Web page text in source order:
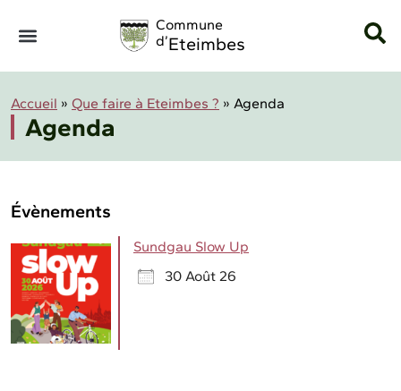
Commune
d’Eteimbes
Accueil » Que faire à Eteimbes ? » Agenda
Agenda
Évènements
Sundgau Slow Up
30 Août 26